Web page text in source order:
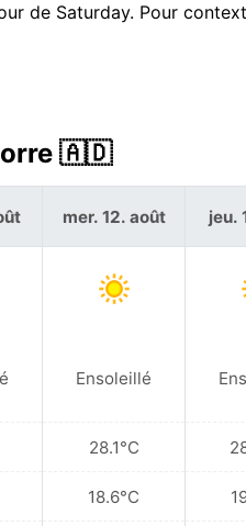
de Saturday. Pour
🇦🇩
mer. 12. août
Ensoleillé
28.1°C
18.6°C
jeu.